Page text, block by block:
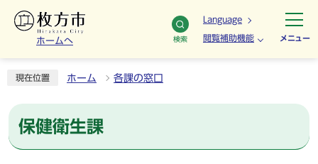
ホームへ 検索
Language
閲覧補助機能 メニュー
現在位置 ホーム 各課の窓口
保健衛生課